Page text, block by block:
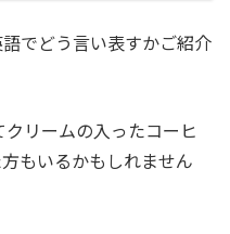
でどう言い表すかご紹介
リームの入ったコーヒ
もいるかもしれません